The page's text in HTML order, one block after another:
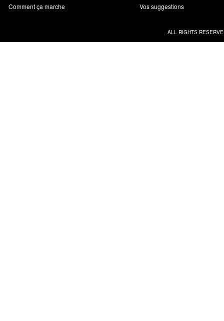
Comment ça marche
Vos suggestions
ALL RIGHTS